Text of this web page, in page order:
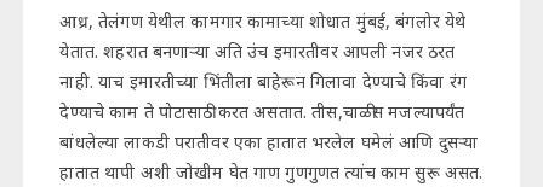
आध्र, तेलंगण येथील कामगार कामाच्या शोधात मुंबई, बंगलोर येथे
येतात. शहरात बनणाऱ्या अति उंच इमारतीवर आपली नजर ठरत
नाही. याच इमारतीच्या भिंतीला बाहेरून गिलावा देण्याचे किंवा रंग
देण्याचे काम ते पोटासाठी करत असतात. तीस,चाळीस मजल्यापर्यंत
बांधलेल्या लाकडी परातीवर एका हातात भरलेल घमेलं आणि दुसऱ्या
हातात थापी अशी जोखीम घेत गाण गुणगुणत त्यांच काम सुरू असत.